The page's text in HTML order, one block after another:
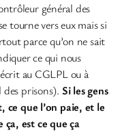
général des
tourne vers eux mais si
parce qu’on ne sait
ce qui nous
au CGLPL ou à
prisons). Si les gens
ce que l’on paie, et le
est ce que ça